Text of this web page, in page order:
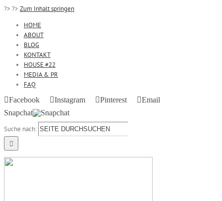
?> ?> Zum Inhalt springen
HOME
ABOUT
BLOG
KONTAKT
HOUSE #22
MEDIA & PR
FAQ
Facebook
Instagram Pinterest
Email
Snapchat
Suche nach: